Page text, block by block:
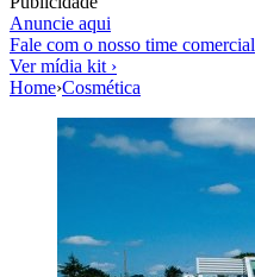
Anuncie aqui
Fale com o nosso time comercial
Ver mídia kit ›
Home›Cosmética